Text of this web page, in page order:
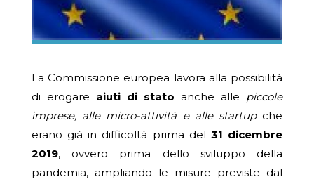
La Commissione europea lavora alla possibilità
di erogare aiuti di stato anche alle piccole
imprese, alle micro-attività e alle startup che
erano già in difficoltà prima del 31 dicembre
2019, ovvero prima dello sviluppo della
pandemia, ampliando le misure previste dal